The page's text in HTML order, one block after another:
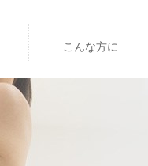
こんな方に